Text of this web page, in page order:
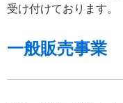
受け付けております。
一般販売事業